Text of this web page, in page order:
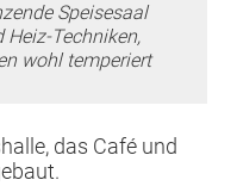
Speisesaal
Heiz-Techniken,
wohl temperiert
das Café und